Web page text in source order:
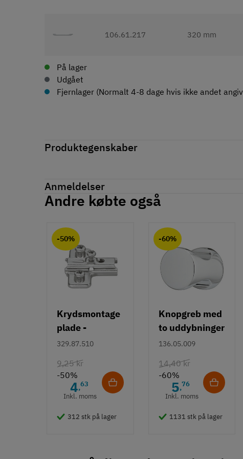
106.61.217 320 mm
På lager
Udgået
Fjernlager (Normalt 4-8 dage hvis ikke andet
Produktegenskaber
Produktinformation
Zinklegering
Overflade
Forkromet
Poleret
Hulafstand
Farve
Krom
M4 bolt
Type
Bøjlegreb
Klassisk
Anmeldelser
Andre købte også
-50%
Krydsmontage
plade -
Duomatic SL -
329.87.510
9,25 kr
-50%
4,63
Inkl. moms
312 stk på lager
-60%
Knopgreb med
to uddybninger
- rustfrit stål
136.05.009
14,40 kr
-60%
5,76
Inkl. moms
1131 stk på lager